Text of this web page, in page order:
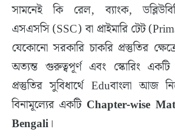
​সামনেই কি রেল, ব্যাংক,
এসএসসি (SSC) বা প্রাইমারি টেট
যেকোনো সরকারি চাকরি প্রস্তুতির
অত্যন্ত গুরুত্বপূর্ণ এবং স্কোরিং
প্রস্তুতির সুবিধার্থে Eduবাংলা আজ
বিনামূল্যের একটি Chapter-wise
Bengali।